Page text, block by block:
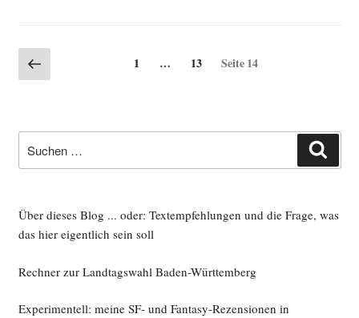
Seitennummerierung
der
Vorherige
Seite
Seite
1 … Seite
13 Seite14
nach:
Über dieses Blog ... oder: Textempfehlungen und die Frage, was
das hier eigentlich sein soll
Rechner zur Landtagswahl Baden-Württemberg
Experimentell: meine SF- und Fantasy-Rezensionen in